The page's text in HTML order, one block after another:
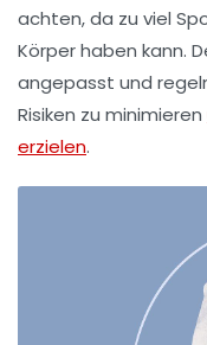
achten, da zu viel
Körper haben kann.
angepasst und
Risiken zu minimieren
erzielen.